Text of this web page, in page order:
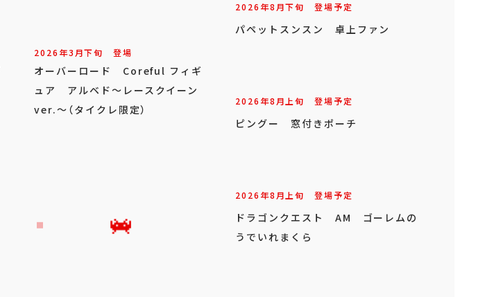
2026年3月下旬 登場
オーバーロード Coreful フィギ
ュア アルベド～レースクイーン
ver.～（タイクレ限定）
2026年8月下旬 登場予定
パペットスンスン 卓上ファン